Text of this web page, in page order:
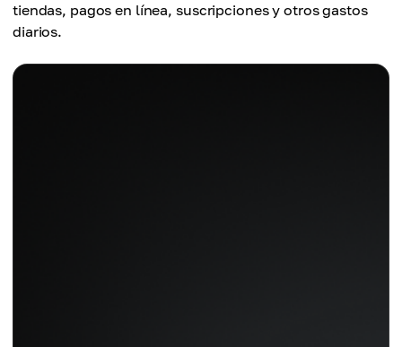
tiendas, pagos en línea, suscripciones y otros gastos
diarios.